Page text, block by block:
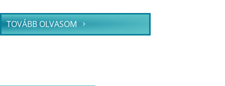
TOVÁBB OLVASOM